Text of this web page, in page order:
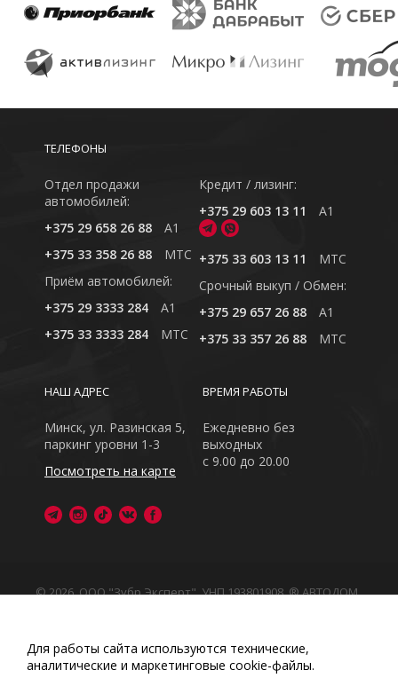
ТЕЛЕФОНЫ
Отдел продажи
автомобилей:
+375 29 658 26 88
A1
+375 33 358 26 88
MTC
Приём автомобилей:
+375 29 3333 284
A1
+375 33 3333 284
MTC
Кредит / лизинг:
+375 29 603 13 11
A1
+375 33 603 13 11
MTC
Cрочный выкуп / Обмен:
+375 29 657 26 88
A1
+375 33 357 26 88
MTC
ВРЕМЯ РАБОТЫ
Ежедневно без
выходных
с 9.00 до 20.00
НАШ АДРЕС
Минск, ул. Разинская 5,
паркинг уровни 1-3
Посмотреть на карте
© 2026, ООО "Зубр Эксперт", УНП 193801908. ® АВТОДОМ
Обращаем Ваше внимание на то, что данный интернет-
сайт носит исключительно информационный характер
Любое использование либо копирование материалов
Для работы сайта используются технические,
аналитические и маркетинговые сооkіе-файлы.